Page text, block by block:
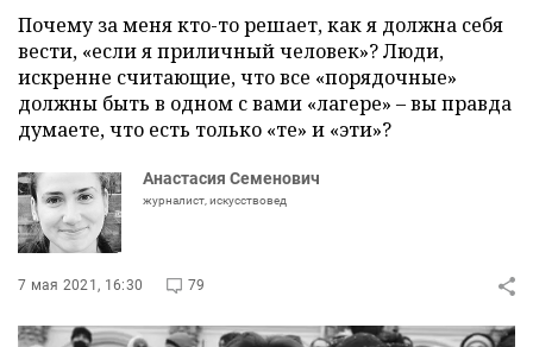
Почему за меня кто-то решает, как я должна себя
вести, «если я приличный человек»? Люди,
искренне считающие, что все «порядочные»
должны быть в одном с вами «лагере» – вы правда
думаете, что есть только «те» и «эти»?
Анастасия Семенович
журналист, искусствовед
7 мая 2021, 16:30 79